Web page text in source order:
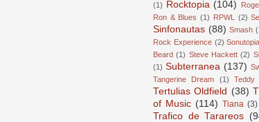
(1) Rocktopia (104)
Ron & Blues (1) RPWL (2)
Sinfonautas (88) Smash
Rock Experience (2) Sonutopia
Beard (1) Steve Hackett (2)
(1) Subterranea (137)
Tangerine Dream
(1) Teddy
Tertulias Oldfield (38)
of Music (114) Tiana (3)
Trafico de Tarareos